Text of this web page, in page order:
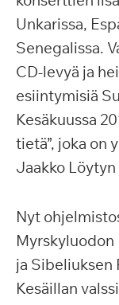
Unkarissa,
Senegalissa.
CD-levyä ja
esiintymisiä
Kesäkuussa
tietä”, joka on
Jaakko Löytyn
Nyt
ja Sibeliuksen
Kesäillan